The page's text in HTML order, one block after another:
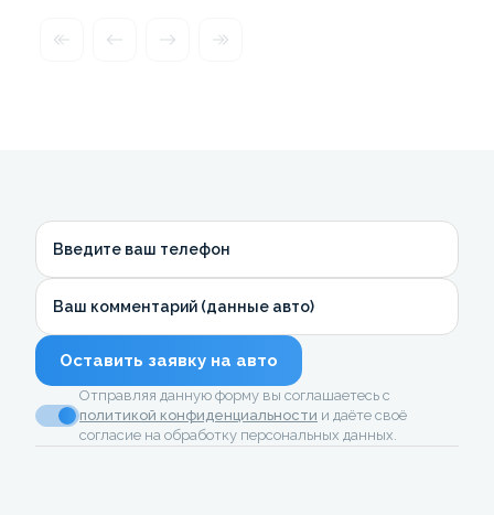
Введите ваш телефон
Ваш комментарий (данные авто)
Оставить заявку на авто
Отправляя данную форму вы соглашаетесь с
политикой конфиденциальности и даёте своё
согласие на обработку персональных данных.